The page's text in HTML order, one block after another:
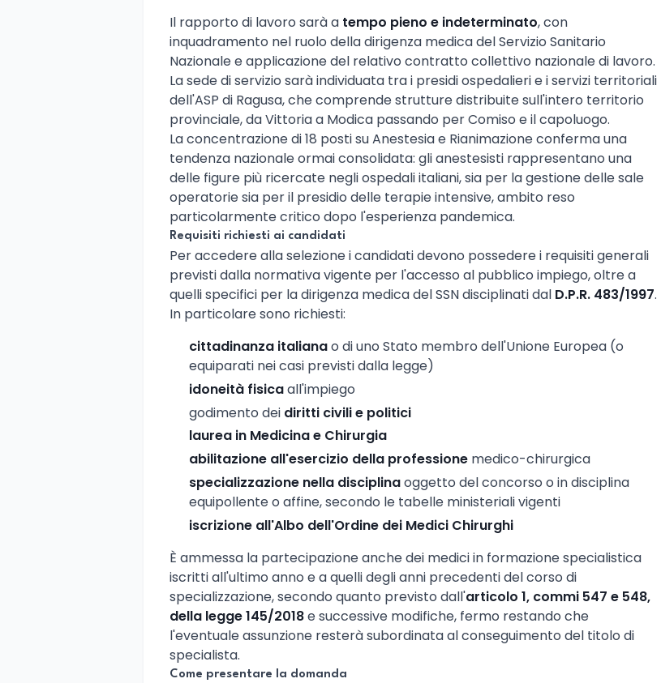
Il rapporto di lavoro sarà a tempo pieno e indeterminato, con
inquadramento nel ruolo della dirigenza medica del Servizio Sanitario
Nazionale e applicazione del relativo contratto collettivo nazionale di lavoro.
La sede di servizio sarà individuata tra i presidi ospedalieri e i servizi territoriali
dell'ASP di Ragusa, che comprende strutture distribuite sull'intero territorio
provinciale, da Vittoria a Modica passando per Comiso e il capoluogo.
La concentrazione di 18 posti su Anestesia e Rianimazione conferma una
tendenza nazionale ormai consolidata: gli anestesisti rappresentano una
delle figure più ricercate negli ospedali italiani, sia per la gestione delle sale
operatorie sia per il presidio delle terapie intensive, ambito reso
particolarmente critico dopo l'esperienza pandemica.
Requisiti richiesti ai candidati
Per accedere alla selezione i candidati devono possedere i requisiti generali
previsti dalla normativa vigente per l'accesso al pubblico impiego, oltre a
quelli specifici per la dirigenza medica del SSN disciplinati dal D.P.R. 483/1997.
In particolare sono richiesti:
cittadinanza italianao di uno Stato membro dell'Unione Europea (o
equiparati nei casi previsti dalla legge)
idoneità fisicaall'impiego
godimento dei diritti civili e politici
laurea in Medicina e Chirurgia
abilitazione all'esercizio della professione medico-chirurgica
specializzazione nella disciplinaoggetto del concorso o in disciplina
equipollente o affine, secondo le tabelle ministeriali vigenti
iscrizione all'Albo dell'Ordine dei Medici Chirurghi
È ammessa la partecipazione anche dei medici in formazione specialistica
iscritti all'ultimo anno e a quelli degli anni precedenti del corso di
specializzazione, secondo quanto previsto dall'articolo 1, commi 547 e 548,
della legge 145/2018e successive modifiche, fermo restando che
l'eventuale assunzione resterà subordinata al conseguimento del titolo di
specialista.
Come presentare la domanda